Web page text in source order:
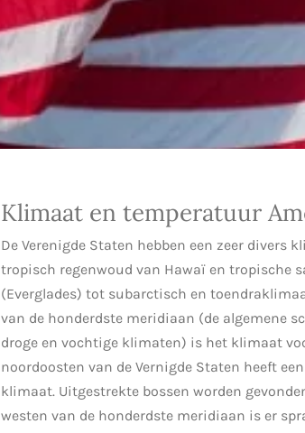
Klimaat en temperatuur
De Verenigde Staten hebben een zeer divers
tropisch regenwoud van Hawaï en tropische
(Everglades) tot subarctisch en
van de honderdste meridiaan (de algemene
droge en vochtige klimaten) is het klimaat
noordoosten van de Vernigde Staten heeft
klimaat. Uitgestrekte bossen worden
westen van de honderdste meridiaan is er